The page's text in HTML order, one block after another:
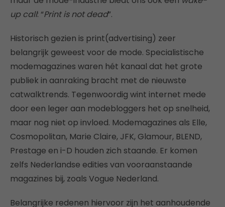
up call: “Print is not dead”.
Historisch gezien is print(advertising) zeer
belangrijk geweest voor de mode. Specialistische
modemagazines waren hét kanaal dat het grote
publiek in aanraking bracht met de nieuwste
catwalktrends. Tegenwoordig wint internet mede
door een leger aan modebloggers het op snelheid,
maar nog niet op invloed. Modemagazines als Elle,
Cosmopolitan, Marie Claire, JFK, Glamour, BLEND,
Prestage en i-D houden zich staande. Er komen
zelfs Nederlandse edities van vooraanstaande
magazines bij, zoals Vogue Nederland.
Belangrijke redenen hiervoor zijn het aanhoudende